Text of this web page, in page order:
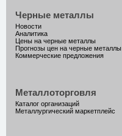
Черные металлы
Новости
Аналитика
Цены на черные металлы
Прогнозы цен на черные металлы
Коммерческие предложения
Металлоторговля
Каталог организаций
Металлургический маркетплейс